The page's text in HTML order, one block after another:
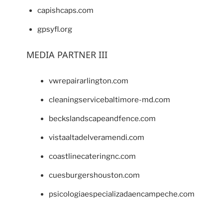
capishcaps.com
gpsyfl.org
MEDIA PARTNER III
vwrepairarlington.com
cleaningservicebaltimore-md.com
beckslandscapeandfence.com
vistaaltadelveramendi.com
coastlinecateringnc.com
cuesburgershouston.com
psicologiaespecializadaencampeche.com